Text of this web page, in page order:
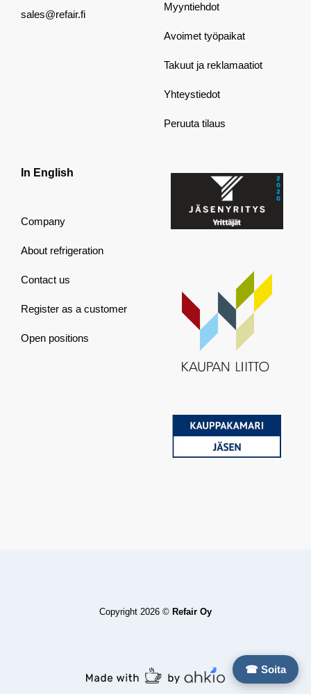
sales@refair.fi
Myyntiehdot
Avoimet työpaikat
Takuut ja reklamaatiot
Yhteystiedot
Peruuta tilaus
In English
Company
About refrigeration
Contact us
Register as a customer
Open positions
☎ Soita
Copyright 2026 © Refair Oy